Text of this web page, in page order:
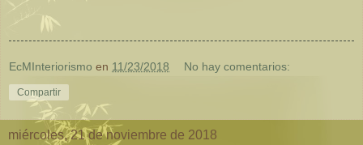
EcMInteriorismo en 11/23/2018 No hay comentarios:
Compartir
miércoles, 21 de noviembre de 2018